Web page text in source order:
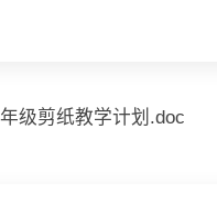
级剪纸教学计划.doc